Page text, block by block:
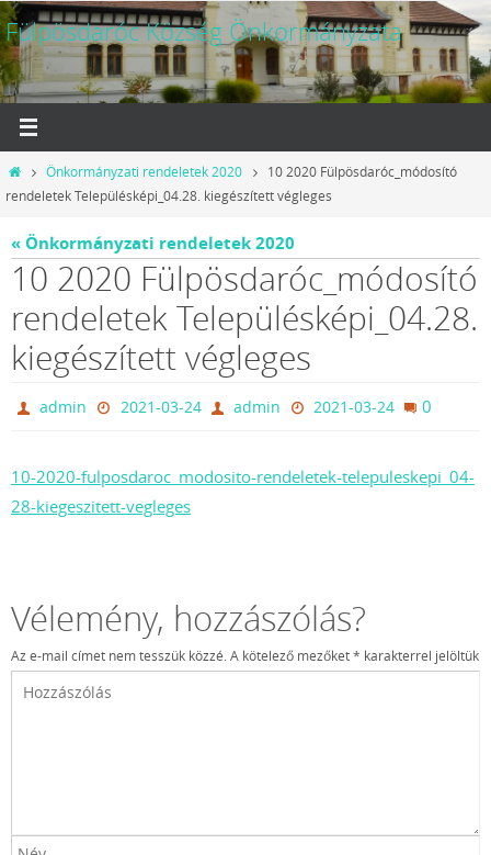
Megszakítás
Fülpösdaróc Község Önkormányzata
OtthonÖnkormányzati rendeletek 2020
10 2020 Fülpösdaróc_módosító
rendeletek Településképi_04.28. kiegészített végleges
« Önkormányzati rendeletek 2020
10 2020 Fülpösdaróc_módosító
rendeletek Településképi_04.28.
kiegészített végleges
admin 2021-03-24 admin 2021-03-24 0
10-2020-fulposdaroc_modosito-rendeletek-telepuleskepi_04-
28-kiegeszitett-vegleges
Vélemény, hozzászólás?
Az e-mail címet nem tesszük közzé.A kötelező mezőket* karakterrel jelöltük